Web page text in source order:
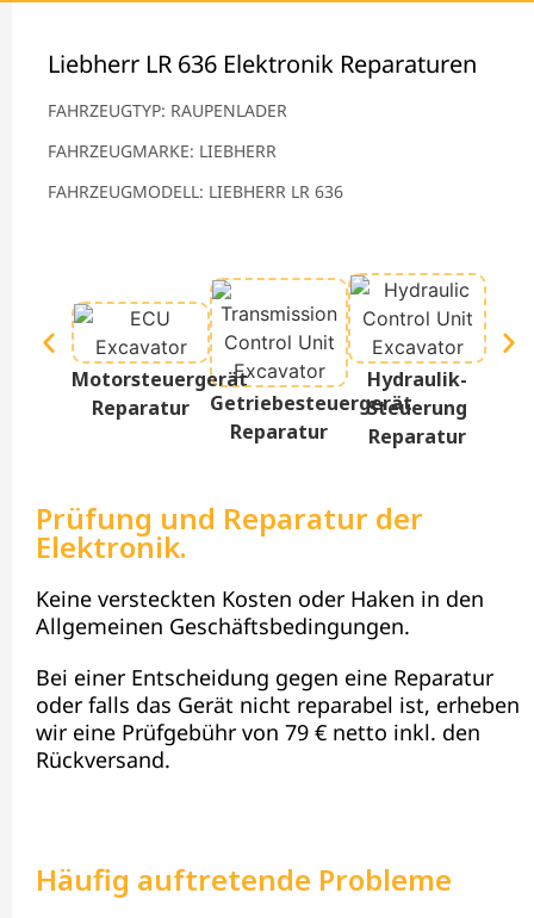
Liebherr LR 636 Elektronik Reparaturen
FAHRZEUGTYP: RAUPENLADER
FAHRZEUGMARKE: LIEBHERR
FAHRZEUGMODELL: LIEBHERR LR 636
Motorsteuergerät
Reparatur
Getriebesteuergerät
Reparatur
Hydraulik-
Steuerung
Reparatur
Prüfung und Reparatur der
Elektronik.
Keine versteckten Kosten oder Haken in den
Allgemeinen Geschäftsbedingungen.
Bei einer Entscheidung gegen eine Reparatur
oder falls das Gerät nicht reparabel ist, erheben
wir eine Prüfgebühr von 79 € netto inkl. den
Rückversand.
Häufig auftretende Probleme